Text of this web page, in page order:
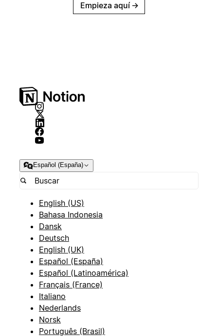
Empieza aquí →
Español (España)
English (US)
Bahasa Indonesia
Dansk
Deutsch
English (UK)
Español (España)
Español (Latinoamérica)
Français (France)
Italiano
Nederlands
Norsk
Português (Brasil)